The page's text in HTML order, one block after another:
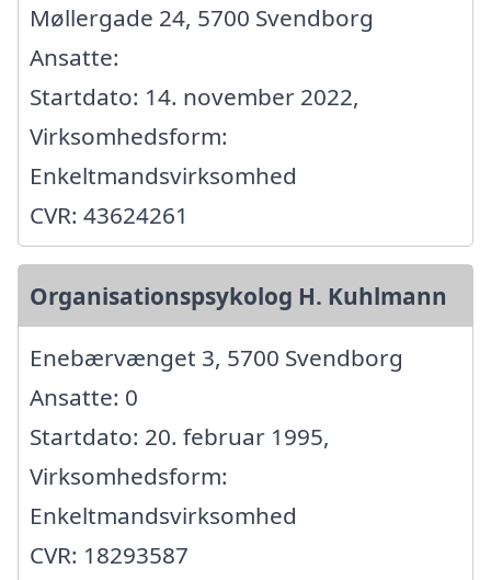
Møllergade 24, 5700 Svendborg
Ansatte:
Startdato: 14. november 2022,
Virksomhedsform:
Enkeltmandsvirksomhed
CVR: 43624261
Organisationspsykolog H. Kuhlmann
Enebærvænget 3, 5700 Svendborg
Ansatte: 0
Startdato: 20. februar 1995,
Virksomhedsform:
Enkeltmandsvirksomhed
CVR: 18293587